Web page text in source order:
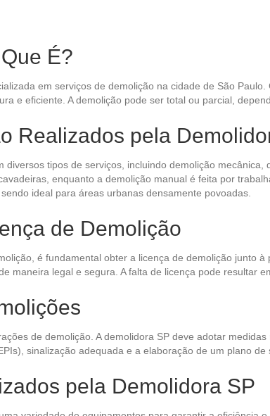
É?
em serviços de demolição na cidade de São
e eficiente. A demolição pode ser total ou parcial,
Realizados pela
diversos tipos de serviços, incluindo demolição
enquanto a demolição manual é feita por
ideal para áreas urbanas densamente povoadas.
de Demolição
é fundamental obter a licença de demolição junto
maneira legal e segura. A falta de licença pode resultar
de demolição. A demolidora SP deve adotar
sinalização adequada e a elaboração de um plano
pela Demolidora SP